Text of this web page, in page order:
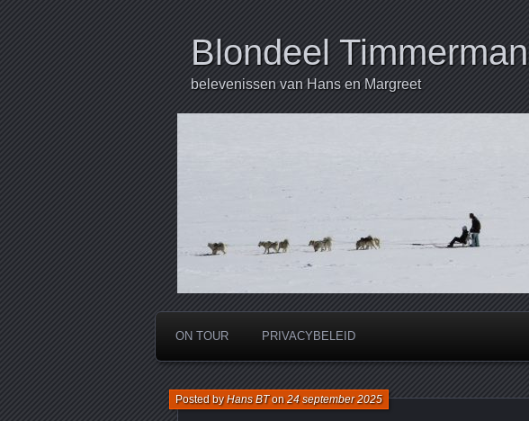
Blondeel Timmerman
belevenissen van Hans en Margreet
ON TOUR PRIVACYBELEID
Posted byHans BTon24 september 2025